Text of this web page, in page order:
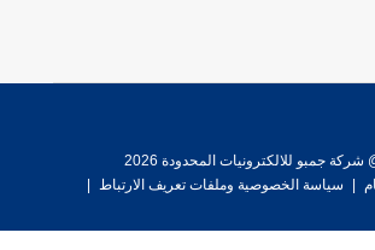
جمبو للالكترونيات المحدودة 2026
سياسة الخصوصية وملفات تعريف الارتباط